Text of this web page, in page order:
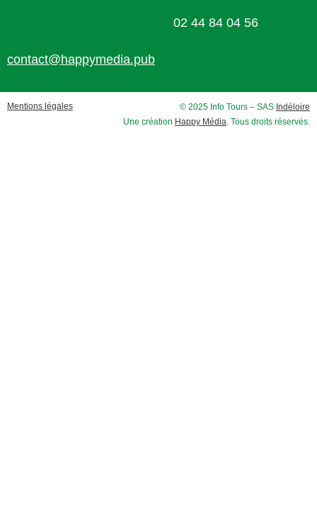
02 44 84 04 56
contact@happymedia.pub
Mentions légales © 2025 Info Tours – SAS Indéloire
Une création Happy Média . Tous droits réservés.